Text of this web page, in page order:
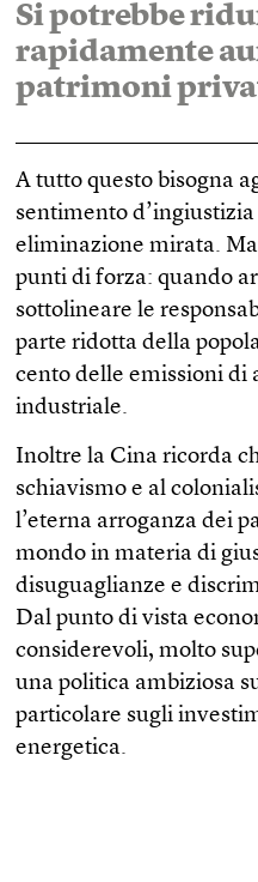
Si potrebbe
rapidamente
patrimoni
A tutto questo bisogna
sentimento
eliminazione mirata.
punti di forza: quando
sottolineare le
parte ridotta della
cento delle emissioni di
industriale.
Inoltre la Cina ricorda
schiavismo e al
l’eterna arroganza dei
mondo in materia di
disuguaglianze e
Dal punto di vista
considerevoli, molto
una politica ambiziosa
particolare sugli
energetica.